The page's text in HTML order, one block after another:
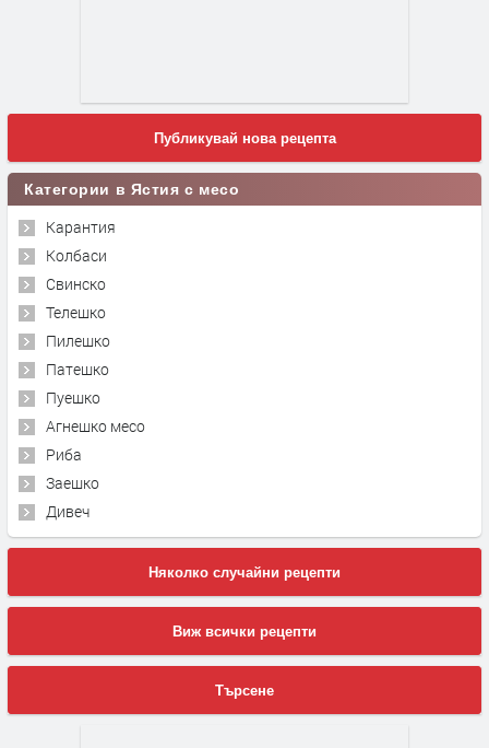
Публикувай нова рецепта
Категории в Ястия с месо
Карантия
Колбаси
Свинско
Телешко
Пилешко
Патешко
Пуешко
Агнешко месо
Риба
Заешко
Дивеч
Няколко случайни рецепти
Виж всички рецепти
Търсене